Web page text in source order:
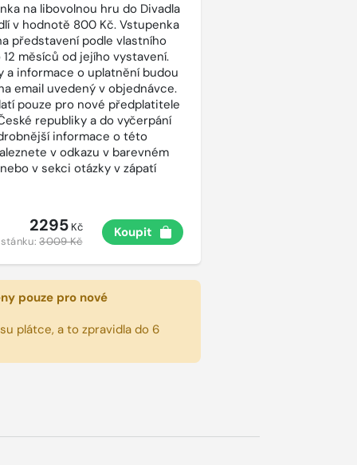
na libovolnou hru do Divadla
v hodnotě 800 Kč. Vstupenka
představení podle vlastního
měsíců od jejího vystavení.
a informace o uplatnění budou
email uvedený v objednávce.
pouze pro nové předplatitele
republiky a do vyčerpání
informace o této
v odkazu v barevném
v sekci otázky v zápatí
2295Kč
stánku:3009 Kč
Koupit
pouze pro nové
plátce, a to zpravidla do 6